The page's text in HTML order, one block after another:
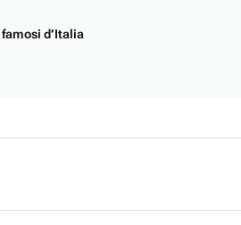
d’Italia